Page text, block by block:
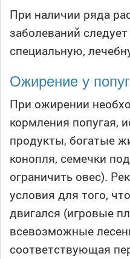
При наличии ряда
заболеваний
специальную,
Ожирение у
При ожирении
кормления попугая,
продукты, богатые
конопля, семечки
ограничить овес).
условия для того,
двигался (игровые
всевозможные
соответствующая